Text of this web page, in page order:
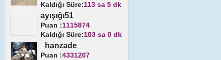
Kaldığı Süre:113 sa 5 dk
ayışığı51
Puan :1115874
Kaldığı Süre:103 sa 0 dk
_hanzade_
Puan :4331207